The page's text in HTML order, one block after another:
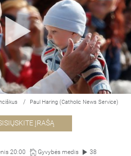
/ Paul Haring (Catholic News Service)
ĮRAŠĄ
20:00 Gyvybės medis 38